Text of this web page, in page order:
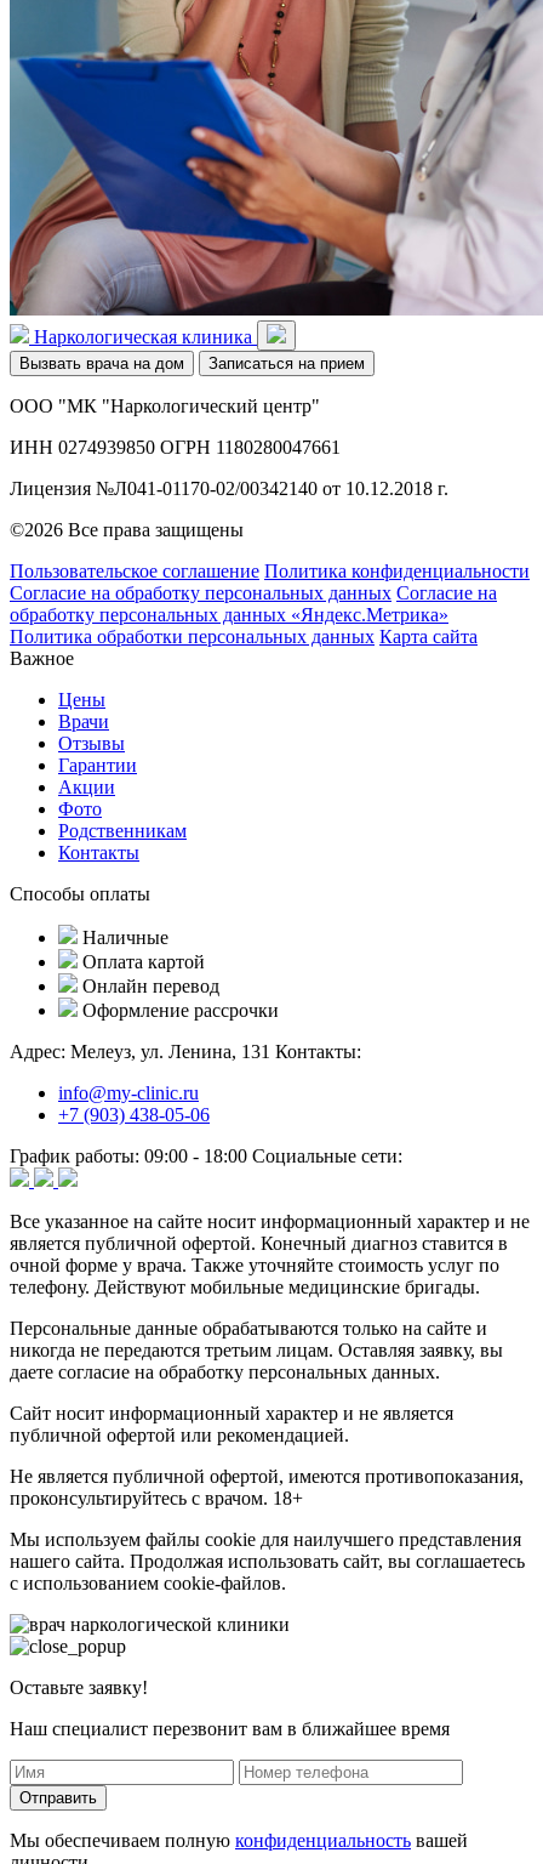
Наркологическая клиника
Вызвать врача на дом Записаться на прием
ООО "МК "Наркологический центр"
ИНН 0274939850 ОГРН 1180280047661
Лицензия №Л041-01170-02/00342140 от 10.12.2018 г.
©2026 Все права защищены
Пользовательское соглашение Политика конфиденциальности
Согласие на обработку персональных данных Согласие на
обработку персональных данных «Яндекс.Метрика»
Политика обработки персональных данных Карта сайта
Важное
Цены
Врачи
Отзывы
Гарантии
Акции
Фото
Родственникам
Контакты
Способы оплаты
Наличные
Оплата картой
Онлайн перевод
Оформление рассрочки
Адрес: Мелеуз, ул. Ленина, 131 Контакты:
info@my-clinic.ru
+7 (903) 438-05-06
График работы: 09:00 - 18:00 Социальные сети:
Все указанное на сайте носит информационный характер и не
является публичной офертой. Конечный диагноз ставится в
очной форме у врача. Также уточняйте стоимость услуг по
телефону. Действуют мобильные медицинские бригады.
Персональные данные обрабатываются только на сайте и
никогда не передаются третьим лицам. Оставляя заявку, вы
даете согласие на обработку персональных данных.
Сайт носит информационный характер и не является
публичной офертой или рекомендацией.
Не является публичной офертой, имеются противопоказания,
проконсультируйтесь с врачом. 18+
Мы используем файлы cookie для наилучшего представления
нашего сайта. Продолжая использовать сайт, вы соглашаетесь
с использованием cookie-файлов.
Оставьте заявку!
Наш специалист перезвонит вам в ближайшее время
Отправить
Мы обеспечиваем полную конфиденциальность вашей